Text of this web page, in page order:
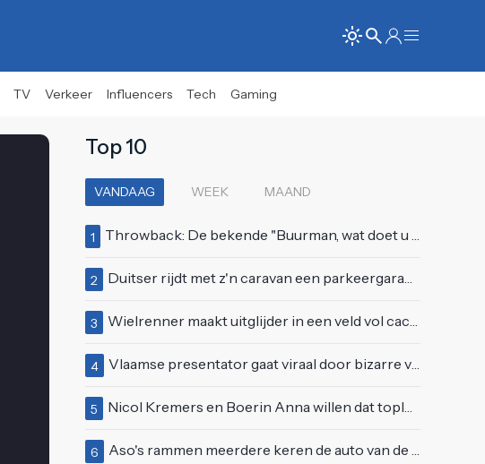
TV Verkeer Influencers Tech Gaming
Top 10
VANDAAG WEEK MAAND
1 Throwback: De bekende "Buurman, wat doet u nu?"-scène uit Flodder met Tatjana Šimić
2 Duitser rijdt met z'n caravan een parkeergarage in Vlissingen binnen
3 Wielrenner maakt uitglijder in een veld vol cactussen
4 Vlaamse presentator gaat viraal door bizarre vertoning op live televisie: "Helemaal stijf van de bloem"
5 Nicol Kremers en Boerin Anna willen dat topless zonnen geen taboe meer is
6 Aso's rammen meerdere keren de auto van de buren, maar doen alsof er niets gebeurd is